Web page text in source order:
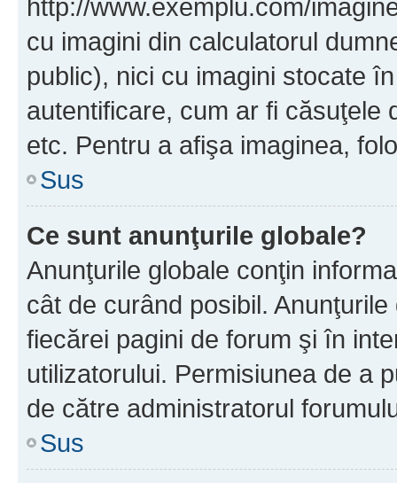
http://www.exemplu.com/
cu imagini din calculatorul
public), nici cu imagini stocate
autentificare, cum ar fi căsuţele
etc. Pentru a afişa imaginea,
Sus
Ce sunt anunţurile globale?
Anunţurile globale conţin
cât de curând posibil.
fiecărei pagini de forum şi în
utilizatorului. Permisiunea de a
de către administratorul
Sus